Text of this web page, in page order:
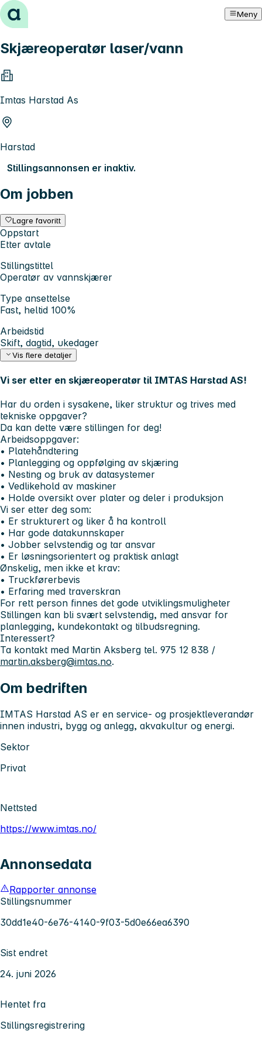
Hopp til innhold Meny
Skjæreoperatør laser/vann
Imtas Harstad As
Harstad
Stillingsannonsen er inaktiv.
Om jobben
Lagre favoritt
Oppstart
Etter avtale
Stillingstittel
Operatør av vannskjærer
Type ansettelse
Fast, heltid 100%
Arbeidstid
Skift, dagtid, ukedager
Vis flere detaljer
Vi ser etter en skjæreoperatør til IMTAS Harstad AS!
Har du orden i sysakene, liker struktur og trives med
tekniske oppgaver?
Da kan dette være stillingen for deg!
Arbeidsoppgaver:
• Platehåndtering
• Planlegging og oppfølging av skjæring
• Nesting og bruk av datasystemer
• Vedlikehold av maskiner
• Holde oversikt over plater og deler i produksjon
Vi ser etter deg som:
• Er strukturert og liker å ha kontroll
• Har gode datakunnskaper
• Jobber selvstendig og tar ansvar
• Er løsningsorientert og praktisk anlagt
Ønskelig, men ikke et krav:
• Truckførerbevis
• Erfaring med traverskran
For rett person finnes det gode utviklingsmuligheter
Stillingen kan bli svært selvstendig, med ansvar for
planlegging, kundekontakt og tilbudsregning.
Interessert?
Ta kontakt med Martin Aksberg tel. 975 12 838 /
martin.aksberg@imtas.no.
Om bedriften
IMTAS Harstad AS er en service- og prosjektleverandør
innen industri, bygg og anlegg, akvakultur og energi.
Sektor
Privat
Nettsted
https://www.imtas.no/
Annonsedata
Rapporter annonse
Stillingsnummer
30dd1e40-6e76-4140-9f03-5d0e66ea6390
Sist endret
24. juni 2026
Hentet fra
Stillingsregistrering